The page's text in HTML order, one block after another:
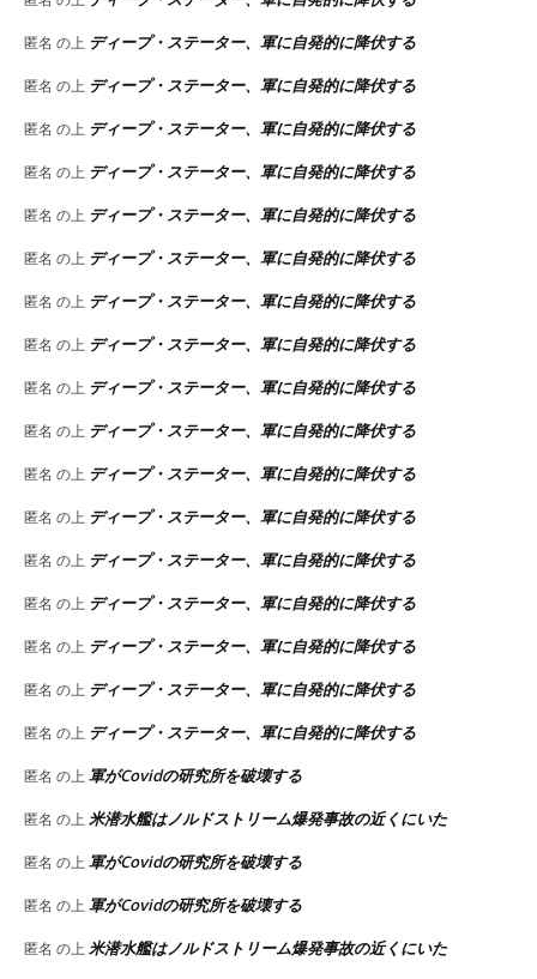
匿名 の上 ディープ・ステーター、軍に自発的に降伏する
匿名 の上 ディープ・ステーター、軍に自発的に降伏する
匿名 の上 ディープ・ステーター、軍に自発的に降伏する
匿名 の上 ディープ・ステーター、軍に自発的に降伏する
匿名 の上 ディープ・ステーター、軍に自発的に降伏する
匿名 の上 ディープ・ステーター、軍に自発的に降伏する
匿名 の上 ディープ・ステーター、軍に自発的に降伏する
匿名 の上 ディープ・ステーター、軍に自発的に降伏する
匿名 の上 ディープ・ステーター、軍に自発的に降伏する
匿名 の上 ディープ・ステーター、軍に自発的に降伏する
匿名 の上 ディープ・ステーター、軍に自発的に降伏する
匿名 の上 ディープ・ステーター、軍に自発的に降伏する
匿名 の上 ディープ・ステーター、軍に自発的に降伏する
匿名 の上 ディープ・ステーター、軍に自発的に降伏する
匿名 の上 ディープ・ステーター、軍に自発的に降伏する
匿名 の上 ディープ・ステーター、軍に自発的に降伏する
匿名 の上 ディープ・ステーター、軍に自発的に降伏する
匿名 の上軍がCovidの研究所を破壊する
匿名 の上米潜水艦はノルドストリーム爆発事故の近くにいた
匿名 の上軍がCovidの研究所を破壊する
匿名 の上軍がCovidの研究所を破壊する
匿名 の上米潜水艦はノルドストリーム爆発事故の近くにいた